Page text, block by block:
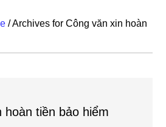
/Archives for Công văn xin hoàn
hoàn tiền bảo hiểm